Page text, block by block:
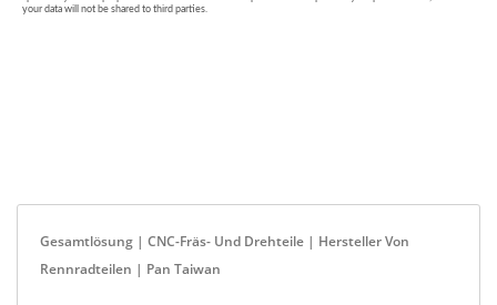
Gesamtlösung | CNC-Fräs- Und Drehteile | Hersteller Von
Rennradteilen | Pan Taiwan